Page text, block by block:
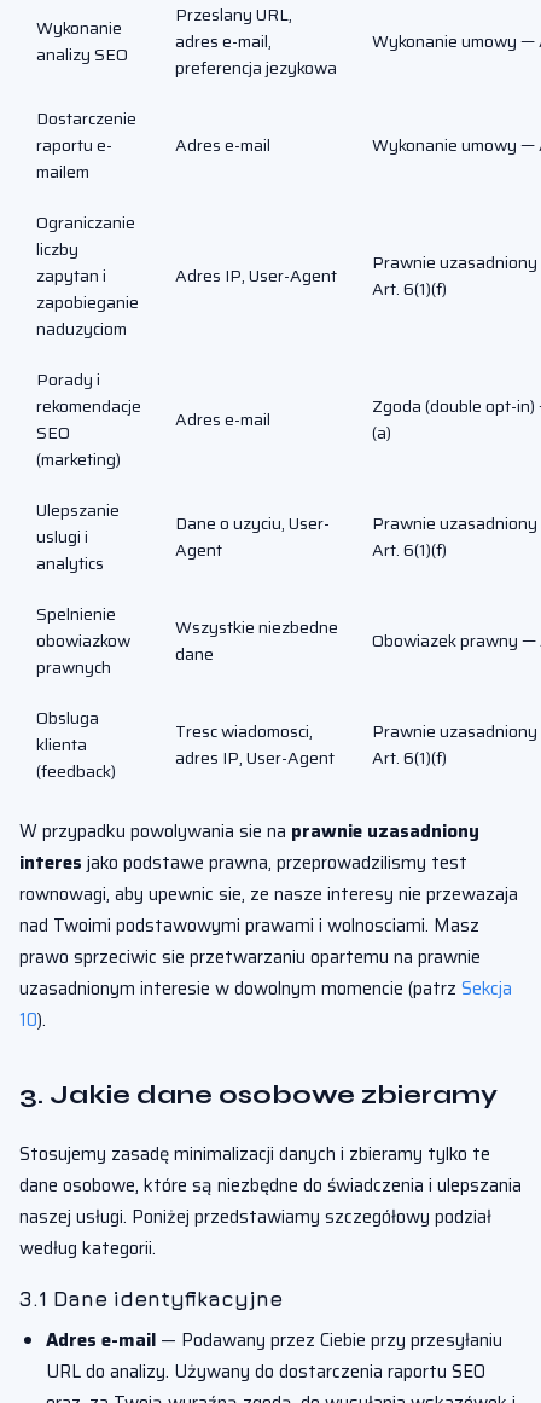
Wykonanie
analizy SEO
Przeslany URL,
adres e-mail,
preferencja jezykowa
Wykonanie umowy —
Dostarczenie
raportu e-
mailem
Adres e-mail Wykonanie umowy —
Ograniczanie
liczby
zapytan i
zapobieganie
naduzyciom
Adres IP, User-Agent
Prawnie
Art. 6(1)(f)
Porady i
rekomendacje
SEO
(marketing)
Adres e-mail
Zgoda (double opt-
(a)
Ulepszanie
uslugi i
analytics
Dane o uzyciu, User-
Agent
Prawnie
Art. 6(1)(f)
Spelnienie
obowiazkow
prawnych
Wszystkie niezbedne
dane
Obowiazek prawny —
Obsluga
klienta
(feedback)
Tresc wiadomosci,
adres IP, User-Agent
Prawnie
Art. 6(1)(f)
W przypadku powolywania sie na prawnie uzasadniony
interes jako podstawe prawna, przeprowadzilismy test
rownowagi, aby upewnic sie, ze nasze interesy nie przewazaja
nad Twoimi podstawowymi prawami i wolnosciami. Masz
prawo sprzeciwic sie przetwarzaniu opartemu na prawnie
uzasadnionym interesie w dowolnym momencie (patrz Sekcja
10).
3. Jakie dane osobowe zbieramy
Stosujemy zasadę minimalizacji danych i zbieramy tylko te
dane osobowe, które są niezbędne do świadczenia i ulepszania
naszej usługi. Poniżej przedstawiamy szczegółowy podział
według kategorii.
3.1 Dane identyfikacyjne
Adres e-mail — Podawany przez Ciebie przy przesyłaniu
URL do analizy. Używany do dostarczenia raportu SEO